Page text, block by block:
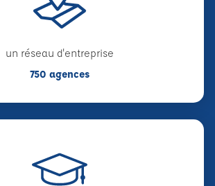
un réseau d'entreprise
750 agences